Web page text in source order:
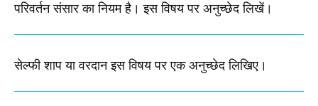
परिवर्तन संसार का नियम है। इस विषय पर अनुच्छेद लिखें।
सेल्फी शाप या वरदान इस विषय पर एक अनुच्छेद लिखिए।